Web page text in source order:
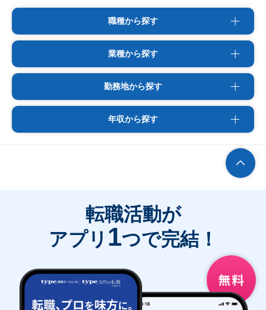
職種から探す
業種から探す
勤務地から探す
年収から探す
転職活動が
アプリ 1つで完結！